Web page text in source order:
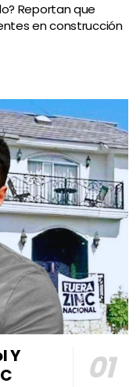
Reportan que
en construcción
Y